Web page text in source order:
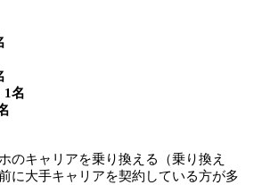
1名
のキャリアを乗り換える（乗り換え
に大手キャリアを契約している方が多